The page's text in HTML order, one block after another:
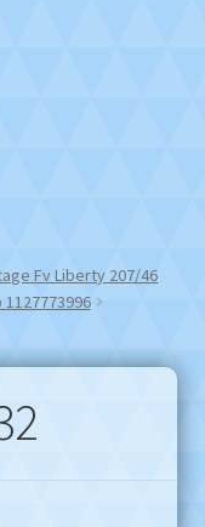
Fv Liberty 207/46